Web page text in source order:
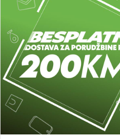
pravo vreme da nabavite svoj